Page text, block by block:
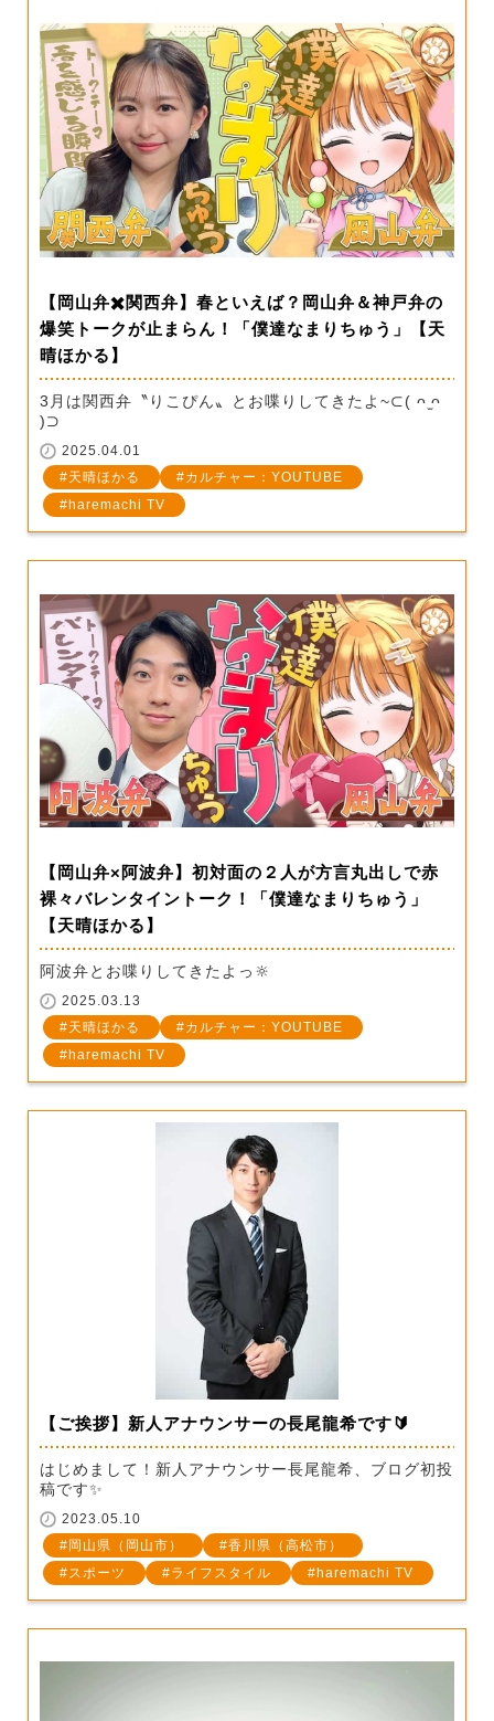
【岡山弁✖️関西弁】春といえば？岡山弁＆神戸弁の
爆笑トークが止まらん！「僕達なまりちゅう」【天
晴ほかる】
3月は関西弁〝りこぴん〟とお喋りしてきたよ~⊂( ᴖ ̫ᴖ
)⊃
2025.04.01
天晴ほかる
カルチャー：YOUTUBE
haremachi TV
【岡山弁×阿波弁】初対面の２人が方言丸出しで赤
裸々バレンタイントーク！「僕達なまりちゅう」
【天晴ほかる】
阿波弁とお喋りしてきたよっ🔆
2025.03.13
天晴ほかる
カルチャー：YOUTUBE
haremachi TV
【ご挨拶】新人アナウンサーの長尾龍希です🔰
はじめまして！新人アナウンサー長尾龍希、ブログ初投
稿です✨
2023.05.10
岡山県（岡山市）
香川県（高松市）
スポーツ
ライフスタイル haremachi TV